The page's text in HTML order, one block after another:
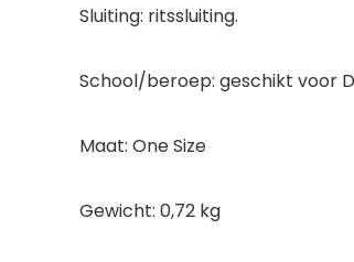
Sluiting: ritssluiting.
School/beroep: geschikt voor
Maat: One Size
Gewicht: 0,72 kg